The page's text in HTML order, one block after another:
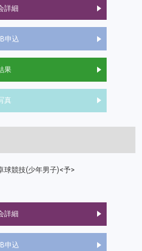
詳細
申込
果
真
球競技(少年男子)<予>
詳細
申込